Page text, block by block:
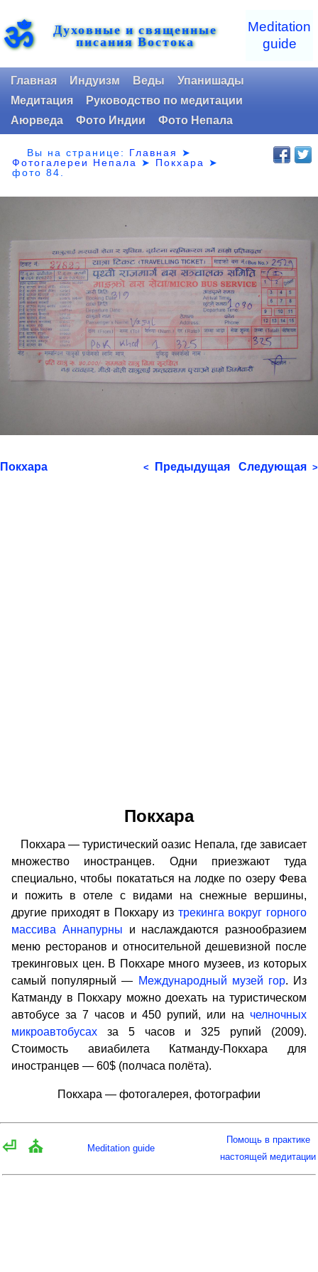
ॐ Духовные и священные
писания Востока
Meditation
guide
Главная Индуизм Веды
Упанишады
Медитация
Руководство по медитации
Аюрведа
Фото Индии Фото Непала
Вы на странице: Главная
➤
Фотогалереи Непала
➤ Покхара
➤
фото 84.
Покхара < Предыдущая Следующая >
Покхара
Покхара — туристический оазис Непала, где зависает
множество иностранцев. Одни приезжают туда
специально, чтобы покататься на лодке по озеру Фева
и пожить в отеле с видами на снежные вершины,
другие приходят в Покхару из трекинга вокруг горного
массива Аннапурны и наслаждаются разнообразием
меню ресторанов и относительной дешевизной после
трекинговых цен. В Покхаре много музеев, из которых
самый популярный — Международный музей гор. Из
Катманду в Покхару можно доехать на туристическом
автобусе за 7 часов и 450 рупий, или на челночных
микроавтобусах за 5 часов и 325 рупий (2009).
Стоимость авиабилета Катманду-Покхара для
иностранцев — 60$ (полчаса полёта).
Покхара — фотогалерея, фотографии
⏎ ⛪ Meditation guide
Помощь в практике
настоящей медитации